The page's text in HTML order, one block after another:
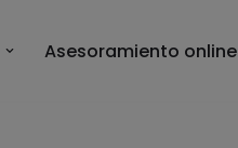
Asesoramiento online